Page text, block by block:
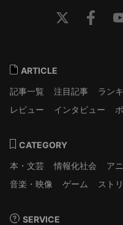
ARTICLE
記事一覧
注目記事 ラン
レビュー
インタビュー
CATEGORY
本・文芸
情報化社会 ア
音楽・映像
ゲーム スト
SERVICE